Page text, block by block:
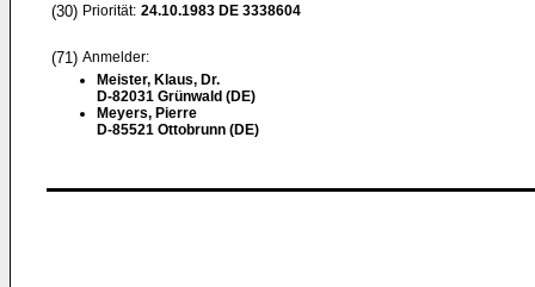
(30) Priorität: 24.10.1983 DE 3338604
(71) Anmelder:
Meister, Klaus, Dr.
D-82031 Grünwald (DE)
Meyers, Pierre
D-85521 Ottobrunn (DE)